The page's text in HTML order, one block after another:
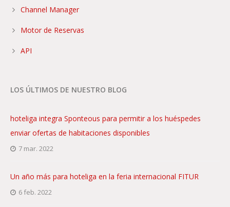
Channel Manager
Motor de Reservas
API
LOS ÚLTIMOS DE NUESTRO BLOG
hoteliga integra Sponteous para permitir a los huéspedes
enviar ofertas de habitaciones disponibles
7 mar. 2022
Un año más para hoteliga en la feria internacional FITUR
6 feb. 2022